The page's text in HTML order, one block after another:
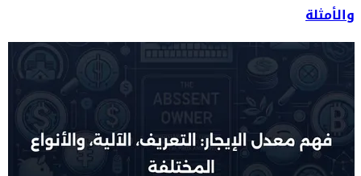
والأمثلة